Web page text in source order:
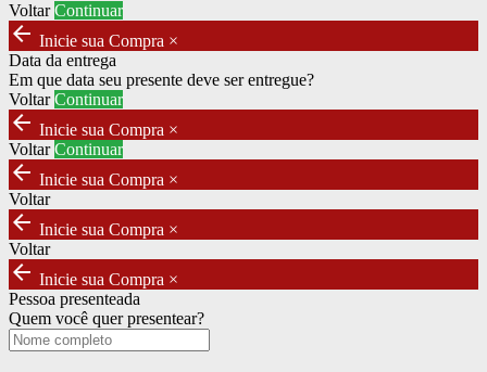
Voltar Continuar
arrow_back Inicie sua Compra ×
Data da entrega
Em que data seu presente deve ser entregue?
Voltar Continuar
arrow_back Inicie sua Compra ×
Voltar Continuar
arrow_back Inicie sua Compra ×
Voltar
arrow_back Inicie sua Compra ×
Voltar
arrow_back Inicie sua Compra ×
Pessoa presenteada
Quem você quer presentear?